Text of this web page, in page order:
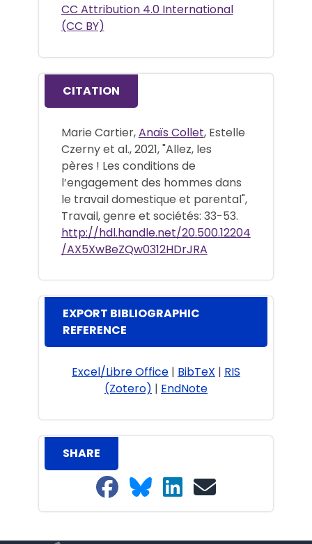
CC Attribution 4.0 International
(CC BY)
CITATION
Marie Cartier,Anaïs Collet, Estelle
Czerny et al., 2021, "Allez, les
pères ! Les conditions de
l’engagement des hommes dans
le travail domestique et parental",
Travail, genre et sociétés: 33-53.
http://hdl.handle.net/20.500.12204
/AX5XwBeZQw0312HDrJRA
EXPORT BIBLIOGRAPHIC
REFERENCE
Excel/Libre Office | BibTeX | RIS
(Zotero) | EndNote
SHARE
Share on Facebook
Share on Bluesky
Share on LinkedIn